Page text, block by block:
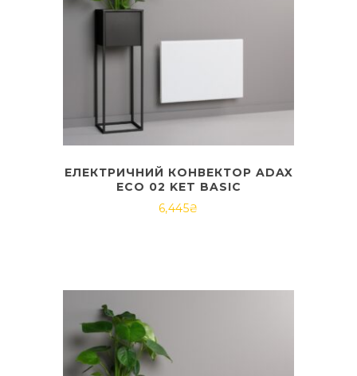
ЕЛЕКТРИЧНИЙ КОНВЕКТОР ADAX
ECO 02 KET BASIC
6,445₴